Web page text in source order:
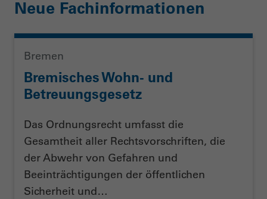
Neue Fachinformationen
Bremen
Bremisches Wohn- und
Betreuungsgesetz
Das Ordnungsrecht umfasst die
Gesamtheit aller Rechtsvorschriften, die
der Abwehr von Gefahren und
Beeinträchtigungen der öffentlichen
Sicherheit und…